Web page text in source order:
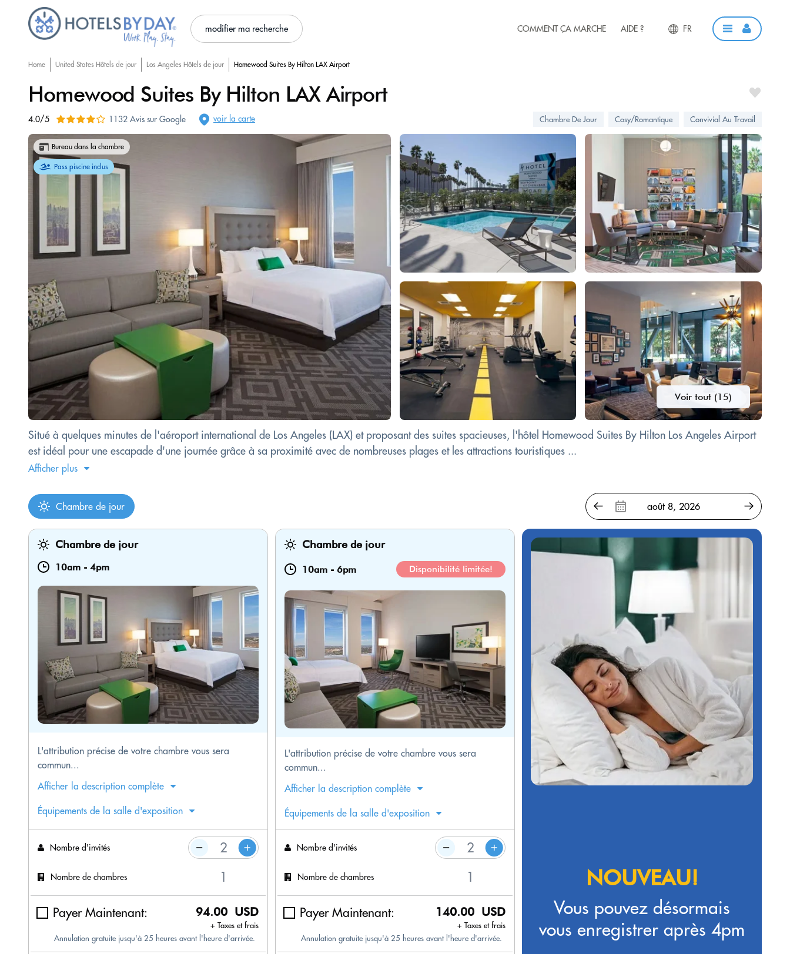
modifier ma recherche COMMENT ÇA MARCHE AIDE ? FR
Home United States Hôtels de jour Los Angeles Hôtels de jour Homewood Suites By Hilton LAX Airport
Homewood Suites By Hilton LAX Airport
4.0/5 1132 Avis sur Google voir la carte Chambre De Jour Cosy/Romantique Convivial Au Travail
Voir tout (15)
Bureau dans la chambre
Pass piscine inclus
Situé à quelques minutes de l'aéroport international de Los Angeles (LAX) et proposant des suites spacieuses, l'hôtel Homewood Suites By Hilton Los Angeles Airport
est idéal pour une escapade d'une journée grâce à sa proximité avec de nombreuses plages et les attractions touristiques ...
Afficher plus
Chambre de jour
Chambre de jour
10am - 4pm
L'attribution précise de votre chambre vous sera
commun...
Afficher la description complète
Équipements de la salle d'exposition
Nombre d'invités
Nombre de chambres
Payer Maintenant: 94.00 USD
+ Taxes et frais
Annulation gratuite jusqu'à 25 heures avant l'heure d'arrivée.
Chambre de jour
10am - 6pm Disponibilité limitée!
L'attribution précise de votre chambre vous sera
commun...
Afficher la description complète
Équipements de la salle d'exposition
Nombre d'invités
Nombre de chambres
Payer Maintenant: 140.00 USD
+ Taxes et frais
Annulation gratuite jusqu'à 25 heures avant l'heure d'arrivée.
NOUVEAU!
Vous pouvez désormais
vous enregistrer après 4pm